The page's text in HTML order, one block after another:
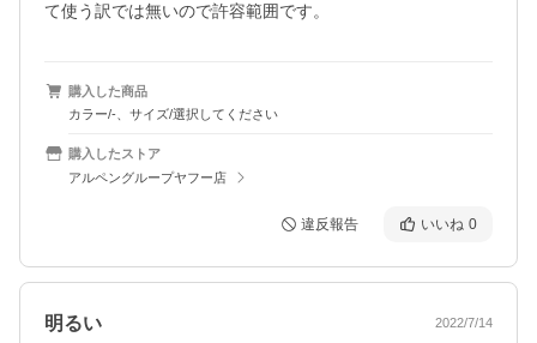
て使う訳では無いので許容範囲です。
購入した商品
カラー/-、サイズ/選択してください
購入したストア
アルペングループヤフー店
違反報告 いいね 0
明るい 2022/7/14